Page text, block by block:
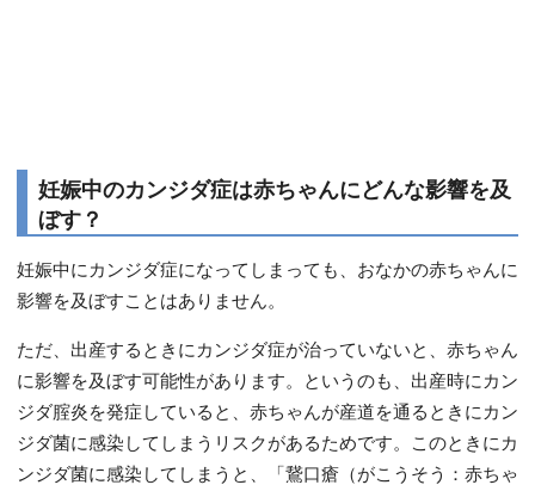
妊娠中のカンジダ症は赤ちゃんにどんな影響を及
ぼす？
妊娠中にカンジダ症になってしまっても、おなかの赤ちゃんに
影響を及ぼすことはありません。
ただ、出産するときにカンジダ症が治っていないと、赤ちゃん
に影響を及ぼす可能性があります。というのも、出産時にカン
ジダ腟炎を発症していると、赤ちゃんが産道を通るときにカン
ジダ菌に感染してしまうリスクがあるためです。このときにカ
ンジダ菌に感染してしまうと、「鵞口瘡（がこうそう：赤ちゃ